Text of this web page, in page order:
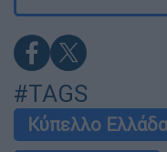
#TAGS
Κύπελλο